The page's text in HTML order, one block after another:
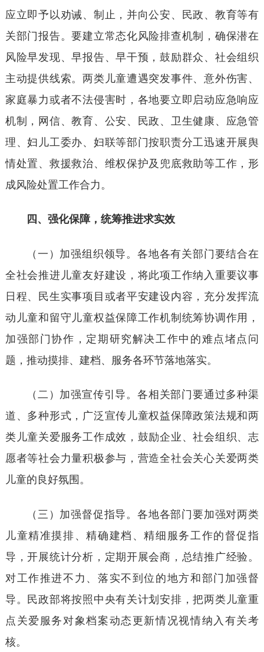
应立即予以劝诫、制止，并向公安、民政、教育等有
关部门报告。要建立常态化风险排查机制，确保潜在
风险早发现、早报告、早干预，鼓励群众、社会组织
主动提供线索。两类儿童遭遇突发事件、意外伤害、
家庭暴力或者不法侵害时，各地要立即启动应急响应
机制，网信、教育、公安、民政、卫生健康、应急管
理、妇儿工委办、妇联等部门按职责分工迅速开展舆
情处置、救援救治、维权保护及兜底救助等工作，形
成风险处置工作合力。
四、强化保障，统筹推进求实效
（一）加强组织领导。各地各有关部门要结合在
全社会推进儿童友好建设，将此项工作纳入重要议事
日程、民生实事项目或者平安建设内容，充分发挥流
动儿童和留守儿童权益保障工作机制统筹协调作用，
加强部门协作，定期研究解决工作中的难点堵点问
题，推动摸排、建档、服务各环节落地落实。
（二）加强宣传引导。各相关部门要通过多种渠
道、多种形式，广泛宣传儿童权益保障政策法规和两
类儿童关爱服务工作成效，鼓励企业、社会组织、志
愿者等社会力量积极参与，营造全社会关心关爱两类
儿童的良好氛围。
（三）加强督促指导。各地各部门要加强对两类
儿童精准摸排、精确建档、精细服务工作的督促指
导，开展统计分析，定期开展会商，总结推广经验。
对工作推进不力、落实不到位的地方和部门加强督
导。民政部将按照中央有关计划安排，把两类儿童重
点关爱服务对象档案动态更新情况视情纳入有关考
核。